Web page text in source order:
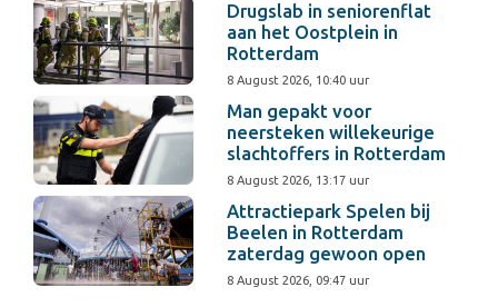
Drugslab in seniorenflat
aan het Oostplein in
Rotterdam
8 August 2026, 10:40 uur
Man gepakt voor
neersteken willekeurige
slachtoffers in Rotterdam
8 August 2026, 13:17 uur
Attractiepark Spelen bij
Beelen in Rotterdam
zaterdag gewoon open
8 August 2026, 09:47 uur